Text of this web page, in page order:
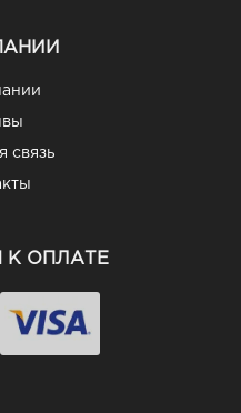
связь
К ОПЛАТЕ